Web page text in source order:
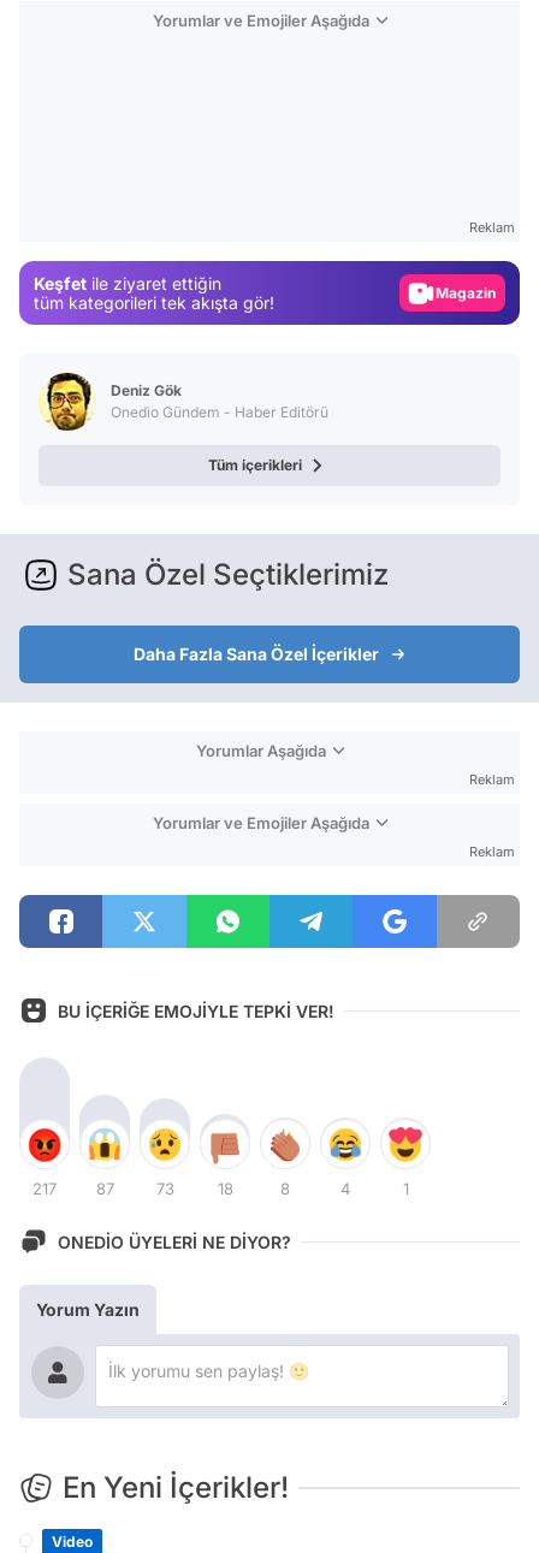
Yorumlar ve Emojiler Aşağıda
Reklam
Keşfet ile ziyaret ettiğin
tüm kategorileri tek akışta gör!
Magazin
Deniz Gök
Onedio Gündem - Haber Editörü
Tüm içerikleri
Sana Özel Seçtiklerimiz
Daha Fazla Sana Özel İçerikler
Yorumlar Aşağıda
Reklam
Yorumlar ve Emojiler Aşağıda
Reklam
BU İÇERİĞE EMOJİYLE TEPKİ VER!
217 87 73 18 8 4 1
ONEDİO ÜYELERİ NE DİYOR?
Yorum Yazın
En Yeni İçerikler!
Video